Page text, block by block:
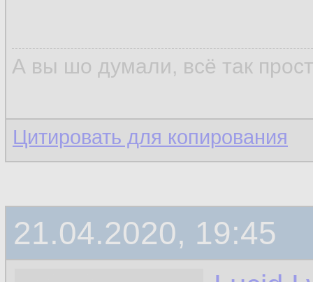
А вы шо думали, всё так
Цитировать для копирования
21.04.2020, 19:45